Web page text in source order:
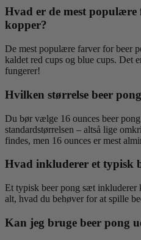
Hvad er de mest
kopper?
De mest populære farver for beer
kaldet red cups og blue cups. Det
fungerer!
Hvilken størrelse beer
Du bør vælge 16 ounces beer
standardstørrelsen – altså lige
findes, men 16 ounces er mest
Hvad inkluderer et typisk
Et typisk beer pong sæt inkluderer
alt, hvad du behøver for at spille
Kan jeg bruge beer pong